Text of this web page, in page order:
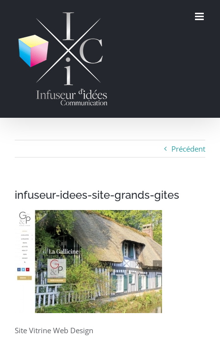
contenu
Précédent
infuseur-idees-site-grands-gites
Site Vitrine Web Design